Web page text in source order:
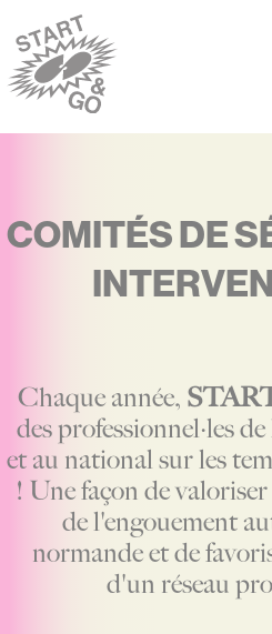
Aller
principal
COMITÉS DE
Chaque année,
des professionnel·les
et au national sur les
! Une façon de
de l'engouement
normande et de
d'un réseau